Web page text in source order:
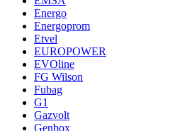
Energo
Energoprom
Etvel
EUROPOWER
EVOline
FG Wilson
Fubag
G1
Gazvolt
Genbox